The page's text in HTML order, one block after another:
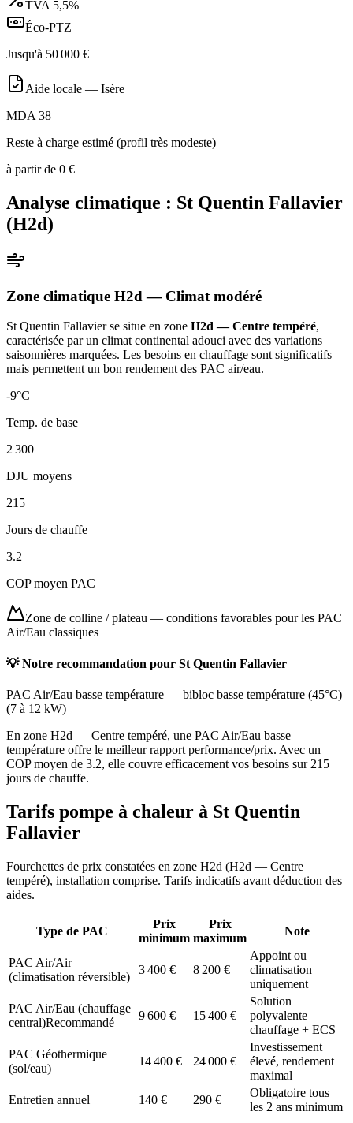
TVA 5,5%
Éco-PTZ
Jusqu'à 50 000 €
Aide locale — Isère
MDA 38
Reste à charge estimé (profil très modeste)
à partir de 0 €
Analyse climatique : St Quentin Fallavier
(H2d)
Zone climatique H2d — Climat modéré
St Quentin Fallavierse situe en zone H2d — Centre tempéré,
caractérisée par un climat continental adouci avec des variations
saisonnières marquées. Les besoins en chauffage sont significatifs
mais permettent un bon rendement des PAC air/eau.
-9°C
Temp. de base
2 300
DJU moyens
215
Jours de chauffe
3.2
COP moyen PAC
Zone de colline / plateau — conditions favorables pour les PAC
Air/Eau classiques
💡 Notre recommandation pour St Quentin Fallavier
PAC Air/Eau basse température — bibloc basse température (45°C)
(7 à 12 kW)
En zone H2d — Centre tempéré, une PAC Air/Eau basse
température offre le meilleur rapport performance/prix. Avec un
COP moyen de 3.2, elle couvre efficacement vos besoins sur 215
jours de chauffe.
Tarifs pompe à chaleur à St Quentin
Fallavier
Fourchettes de prix constatées en zone H2d (H2d — Centre
tempéré), installation comprise. Tarifs indicatifs avant déduction des
aides.
Type de PAC
Prix
minimum
Prix
maximum
Note
PAC Air/Air
(climatisation réversible)
3 400 € 8 200 €
Appoint ou
climatisation
uniquement
PAC Air/Eau (chauffage
central)Recommandé
9 600 € 15 400 €
Solution
polyvalente
chauffage + ECS
PAC Géothermique
(sol/eau)
14 400 € 24 000 €
Investissement
élevé, rendement
maximal
Entretien annuel
140 € 290 €
Obligatoire tous
les 2 ans minimum